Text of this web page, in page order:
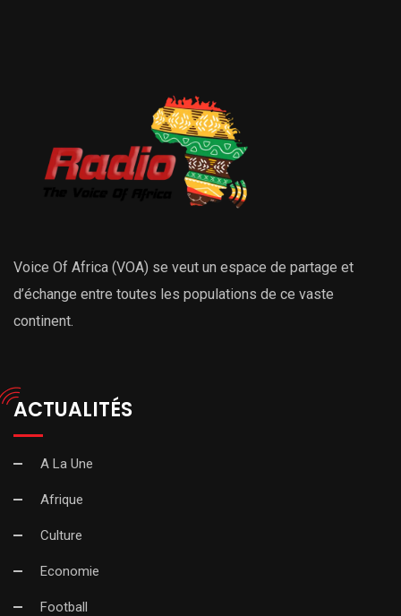
Voice Of Africa (VOA) se veut un espace de partage et
d’échange entre toutes les populations de ce vaste
continent.
ACTUALITÉS
A La Une
Afrique
Culture
Economie
Football